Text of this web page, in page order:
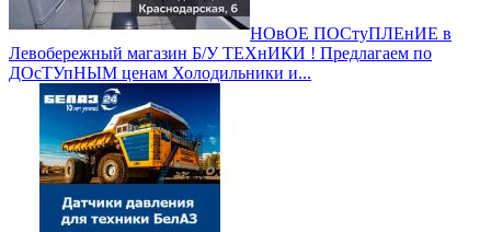
НОвОЕ ПОСтуПЛЕнИЕ в
Левобережный магазин Б/У ТЕХнИКИ ! Предлагаем по
ДОсТУпНЫМ ценам Холодильники и...